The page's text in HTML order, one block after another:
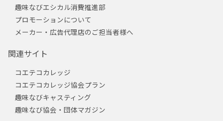
趣味なびエシカル消費推進部
プロモーションについて
メーカー・広告代理店のご担当者様へ
関連サイト
コエテコカレッジ
コエテコカレッジ協会プラン
趣味なびキャスティング
趣味なび協会・団体マガジン